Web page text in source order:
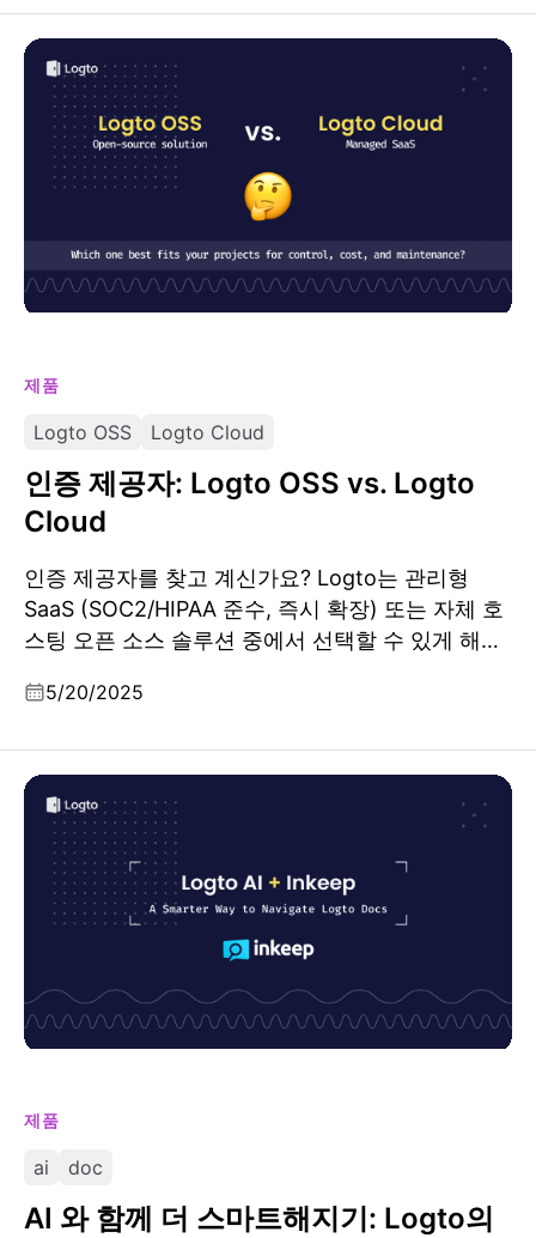
제품
Logto OSS Logto Cloud
인증 제공자: Logto OSS vs. Logto
Cloud
인증 제공자를 찾고 계신가요? Logto는 관리형
SaaS (SOC2/HIPAA 준수, 즉시 확장) 또는 자체 호
스팅 오픈 소스 솔루션 중에서 선택할 수 있게 해줍
5/20/2025
인증 제공자: Logto OSS vs. Logto Cloud
제품
ai doc
AI 와 함께 더 스마트해지기: Logto의
AI 와 함께 더 스마트해지기: Logto의 Inkeep과의 최신
업데이트